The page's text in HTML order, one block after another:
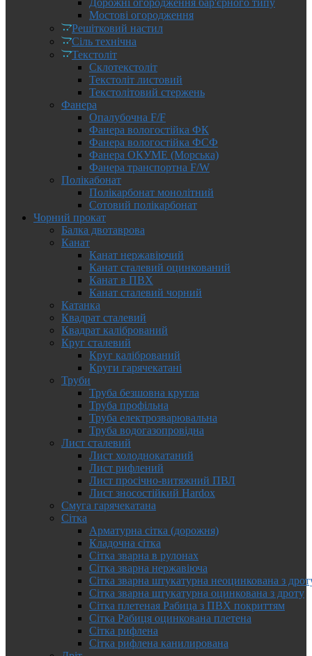
Дорожні огородження бар'єрного типу
Мостові огородження
Решітковий настил
Сіль технічна
Текстоліт
Склотекстоліт
Текстоліт листовий
Текстолітовий стержень
Фанера
Опалубочна F/F
Фанера вологостійка ФК
Фанера вологостійка ФСФ
Фанера ОКУМЕ (Морська)
Фанера транспортна F/W
Полікабонат
Полікарбонат монолітний
Сотовий полікарбонат
Чорний прокат
Балка двотаврова
Канат
Канат нержавіючий
Канат сталевий оцинкований
Канат в ПВХ
Канат сталевий чорний
Катанка
Квадрат сталевий
Квадрат калібрований
Круг сталевий
Круг калібрований
Круги гарячекатані
Труби
Труба безшовна кругла
Труба профільна
Труба електрозварювальна
Труба водогазопровідна
Лист сталевий
Лист холоднокатаний
Лист рифлений
Лист просічно-витяжний ПВЛ
Лист зносостійкий Hardox
Смуга гарячекатана
Сітка
Арматурна сітка (дорожня)
Кладочна сітка
Сітка зварна в рулонах
Сітка зварна нержавіюча
Сітка зварна штукатурна неоцинкована з
Сітка зварна штукатурна оцинкована з дроту
Сітка плетеная Рабица з ПВХ покриттям
Сітка Рабиця оцинкована плетена
Сітка рифлена
Сітка рифлена канилирована